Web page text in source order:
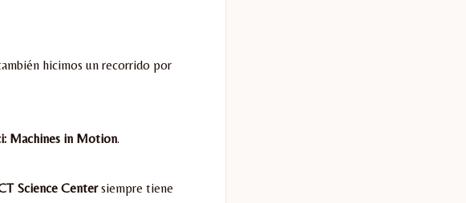
hicimos un recorrido por
Machines in Motion.
Science Centersiempre tiene